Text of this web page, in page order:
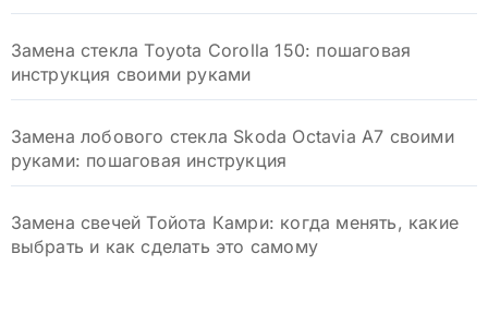
Замена стекла Toyota Corolla 150: пошаговая
инструкция своими руками
Замена лобового стекла Skoda Octavia A7 своими
руками: пошаговая инструкция
Замена свечей Тойота Камри: когда менять, какие
выбрать и как сделать это самому